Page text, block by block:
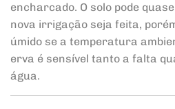
encharcado. O solo pode
nova irrigação seja feita,
úmido se a temperatura
erva é sensível tanto a falta
água.